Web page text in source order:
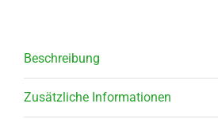
Beschreibung
Zusätzliche Informationen